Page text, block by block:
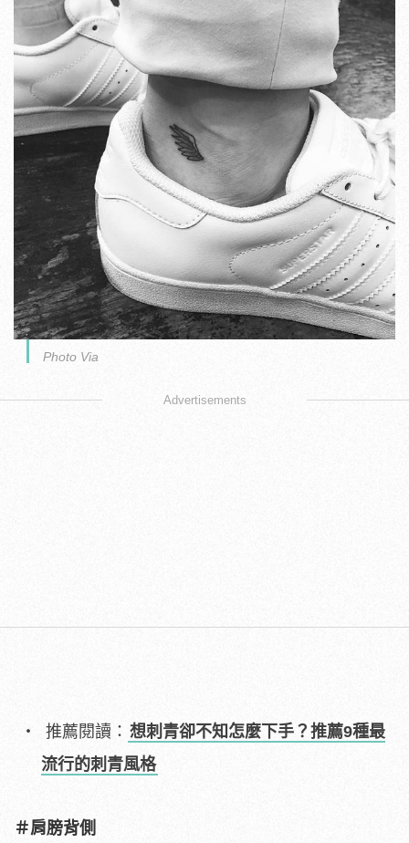
Photo Via
Advertisements
推薦閱讀： 想刺青卻不知怎麼下手？推薦9種最
流行的刺青風格
＃肩膀背側